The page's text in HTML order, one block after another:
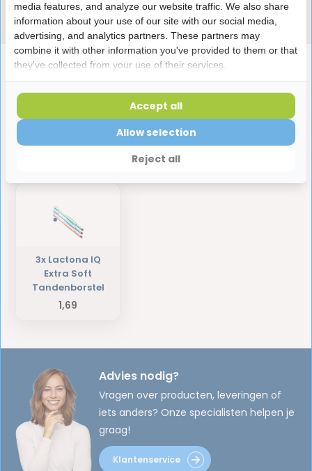
Productomschrijving
Stuur e-mail
Laatst bekeken producten
3x Lactona IQ
Extra Soft
Tandenborstel
1,69
Advies nodig?
Vragen over producten, leveringen of
iets anders? Onze specialisten helpen je
graag!
Klantenservice
media features, and analyze our website traffic. We also share
information about your use of our site with our social media,
advertising, and analytics partners. These partners may
combine it with other information you've provided to them or that
they've collected from your use of their services.
Reject all
Allow selection
Accept all